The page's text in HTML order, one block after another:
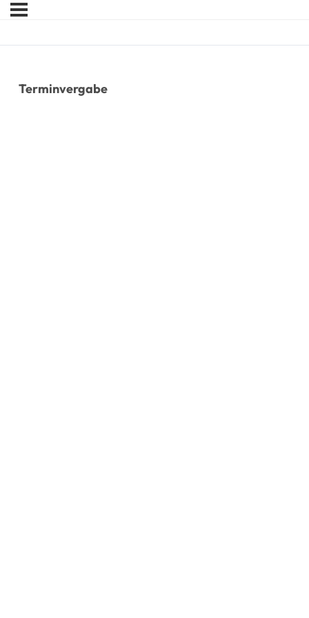
Terminvergabe